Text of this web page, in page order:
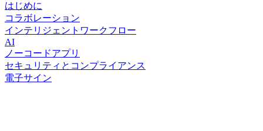
はじめに
コラボレーション
インテリジェントワークフロー
AI
ノーコードアプリ
セキュリティとコンプライアンス
電子サイン